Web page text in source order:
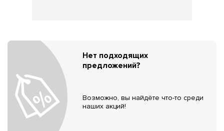
Нет подходящих
предложений?
Возможно, вы найдёте что-то среди
наших акций!